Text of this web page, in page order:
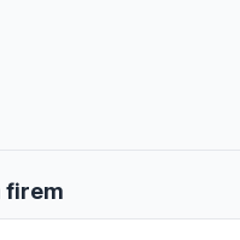
firem